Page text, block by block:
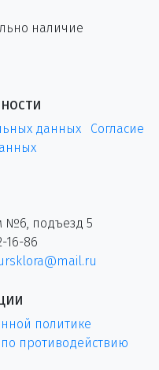
наличие
данных
Согласие
№6, подъезд 5
16-86
политике
противодействию